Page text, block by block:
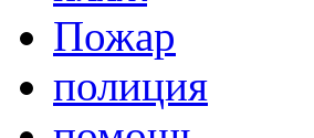
Пожар
полиция